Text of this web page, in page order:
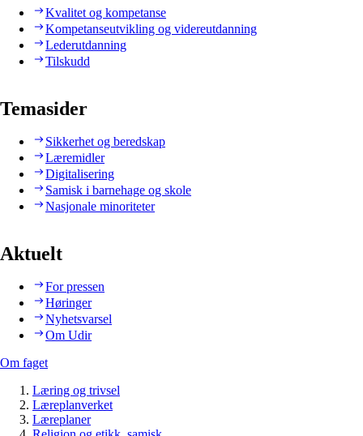
Kvalitet og kompetanse
Kompetanseutvikling og videreutdanning
Lederutdanning
Tilskudd
Temasider
Sikkerhet og beredskap
Læremidler
Digitalisering
Samisk i barnehage og skole
Nasjonale minoriteter
Aktuelt
For pressen
Høringer
Nyhetsvarsel
Om Udir
Om faget
Læring og trivsel
Læreplanverket
Læreplaner